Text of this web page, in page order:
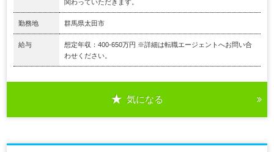
関わっていただきます。
勤務地 群馬県太田市
給与
想定年収：400-650万円 ※詳細は転職エージェントへお問い合
わせください。
気になる